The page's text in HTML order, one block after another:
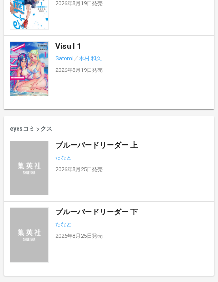
2026年8月19日発売
Visu I 1
Satomi ／木村 和久
2026年8月19日発売
eyesコミックス
ブルーバードリーダー 上
たなと
2026年8月25日発売
ブルーバードリーダー 下
たなと
2026年8月25日発売